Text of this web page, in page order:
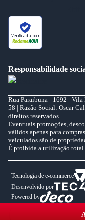
Verificada por
Responsabilidade
Rua Paraibuna - 1692 -
58 | Razão Social: Oscar
direitos reservados.
Eventuais promoções,
válidos apenas para
veiculados são de
É proibida a utilização total
Tecnologia de e-commerce
Desenvolvido por
Powered by